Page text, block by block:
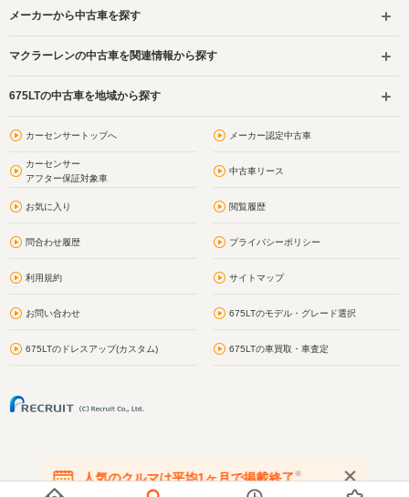
メーカーから中古車を探す
マクラーレンの中古車を関連情報から探す
675LTの中古車を地域から探す
カーセンサートップへ メーカー認定中古車
カーセンサー
アフター保証対象車
中古車リース
お気に入り 閲覧履歴
問合わせ履歴 プライバシーポリシー
利用規約 サイトマップ
お問い合わせ 675LTのモデル・グレード選択
675LTのドレスアップ(カスタム) 675LTの車買取・車査定
人気のクルマは平均1ヶ月で掲載終了※
在庫が無くなる前にお問い合わせください